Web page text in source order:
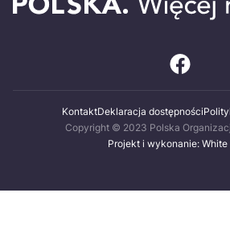
KontaktDeklaracja dostępności
Copyright © 2023 Polska
Projekt i wykonanie: White